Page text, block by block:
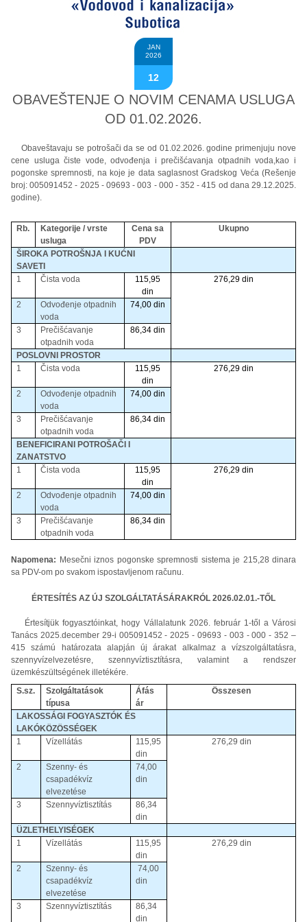
JAN
2026
12
OBAVEŠTENJE O NOVIM CENAMA USLUGA
OD 01.02.2026.
Obaveštavaju se potrošači da se od 01.02.2026. godine primenjuju nove
cene usluga čiste vode, odvođenja i prečišćavanja otpadnih voda,kao i
pogonske spremnosti, na koje je data saglasnost Gradskog Veća (Rešenje
broj: 005091452 - 2025 - 09693 - 003 - 000 - 352 - 415 od dana 29.12.2025.
godine).
Rb.
Kategorije / vrste
usluga
Cena sa
PDV
Ukupno
ŠIROKA POTROŠNJA I KUĆNI
SAVETI
1
Čista voda
115,95
din
276,29 din
2
Odvođenje otpadnih
voda
74,00 din
3
Prečišćavanje
otpadnih voda
86,34 din
POSLOVNI PROSTOR
1
Čista voda
115,95
din
276,29 din
2
Odvođenje otpadnih
voda
74,00 din
3
Prečišćavanje
otpadnih voda
86,34 din
BENEFICIRANI POTROŠAČI I
ZANATSTVO
1
Čista voda
115,95
din
276,29 din
2
Odvođenje otpadnih
voda
74,00 din
3
Prečišćavanje
otpadnih voda
86,34 din
Napomena: Mesečni iznos pogonske spremnosti sistema je 215,28 dinara
sa PDV-om po svakom ispostavljenom računu.
ÉRTESÍTÉS AZ ÚJ SZOLGÁLTATÁSÁRAKRÓL 2026.02.01.-TŐL
Értesítjük fogyasztóinkat, hogy Vállalatunk 2026. február 1-től a Városi
Tanács 2025.december 29-i 005091452 - 2025 - 09693 - 003 - 000 - 352 –
415 számú határozata alapján új árakat alkalmaz a vízszolgáltatásra,
szennyvízelvezetésre, szennyvíztisztításra, valamint a rendszer
üzemkészültségének illetékére.
S.sz.
Szolgáltatások
típusa
Áfás
ár
Összesen
LAKOSSÁGI FOGYASZTÓK ÉS
LAKÓKÖZÖSSÉGEK
1
Vízellátás
115,95
din
276,29 din
2
Szenny- és
csapadékvíz
elvezetése
74,00
din
3 Szennyvíztisztítás
86,34
din
ÜZLETHELYISÉGEK
1
Vízellátás
115,95
din
276,29 din
2
Szenny- és
csapadékvíz
elvezetése
74,00
din
3 Szennyvíztisztítás
86,34
din